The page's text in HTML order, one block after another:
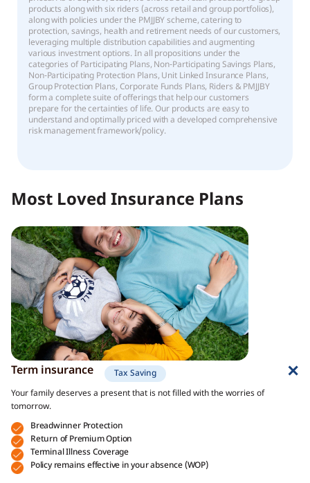
products along with six riders (across retail and group portfolios),
along with policies under the PMJJBY scheme, catering to
protection, savings, health and retirement needs of our customers,
leveraging multiple distribution capabilities and augmenting
various investment options. In all propositions under the
categories of Participating Plans, Non-Participating Savings Plans,
Non-Participating Protection Plans, Unit Linked Insurance Plans,
Group Protection Plans, Corporate Funds Plans, Riders & PMJJBY
form a complete suite of offerings that help our customers
prepare for the certainties of life. Our products are easy to
understand and optimally priced with a developed comprehensive
risk management framework/policy.
Most Loved Insurance Plans
Term insurance
Tax Saving
Your family deserves a present that is not filled with the worries of
tomorrow.
Breadwinner Protection
Return of Premium Option
Terminal Illness Coverage
Policy remains effective in your absence (WOP)